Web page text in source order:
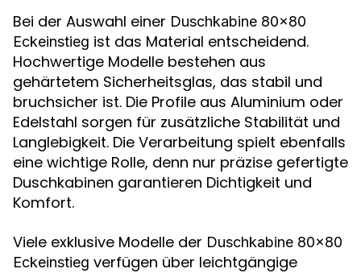
Bei der Auswahl einer Duschkabine 80x80
Eckeinstieg ist das Material entscheidend.
Hochwertige Modelle bestehen aus
gehärtetem Sicherheitsglas, das stabil und
bruchsicher ist. Die Profile aus Aluminium oder
Edelstahl sorgen für zusätzliche Stabilität und
Langlebigkeit. Die Verarbeitung spielt ebenfalls
eine wichtige Rolle, denn nur präzise gefertigte
Duschkabinen garantieren Dichtigkeit und
Komfort.
Viele exklusive Modelle der Duschkabine 80x80
Eckeinstieg verfügen über leichtgängige